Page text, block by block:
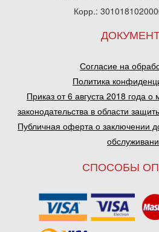
Корр.:
Согласие на
Политика
Приказ от 6 августа 2018 года
законодательства в области
Публичная оферта о заключении
СПОСОБЫ